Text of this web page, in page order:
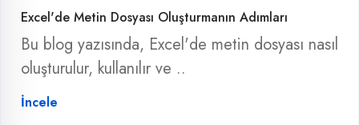
Excel'de Metin Dosyası Oluşturmanın Adımları
Bu blog yazısında, Excel'de metin dosyası nasıl
oluşturulur, kullanılır ve ..
İncele